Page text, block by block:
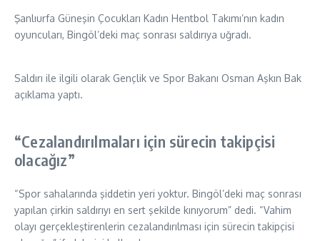
Şanlıurfa Güneşin Çocukları Kadın Hentbol Takımı’nın kadın
oyuncuları, Bingöl’deki maç sonrası saldırıya uğradı.
Saldırı ile ilgili olarak Gençlik ve Spor Bakanı Osman Aşkın Bak
açıklama yaptı.
“Cezalandırılmaları için sürecin takipçisi
olacağız”
“Spor sahalarında şiddetin yeri yoktur. Bingöl’deki maç sonrası
yapılan çirkin saldırıyı en sert şekilde kınıyorum” dedi. “Vahim
olayı gerçekleştirenlerin cezalandırılması için sürecin takipçisi